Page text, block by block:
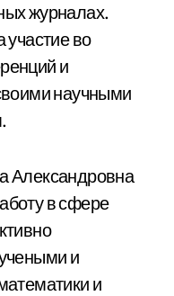
журналах.
во
и
научными
Александровна
в сфере
и
и